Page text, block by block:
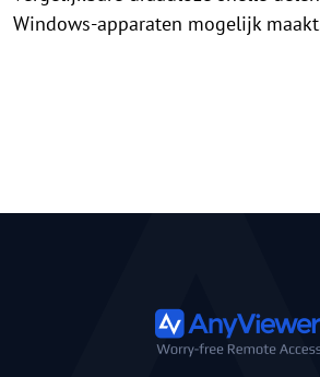
Windows-apparaten mogelijk